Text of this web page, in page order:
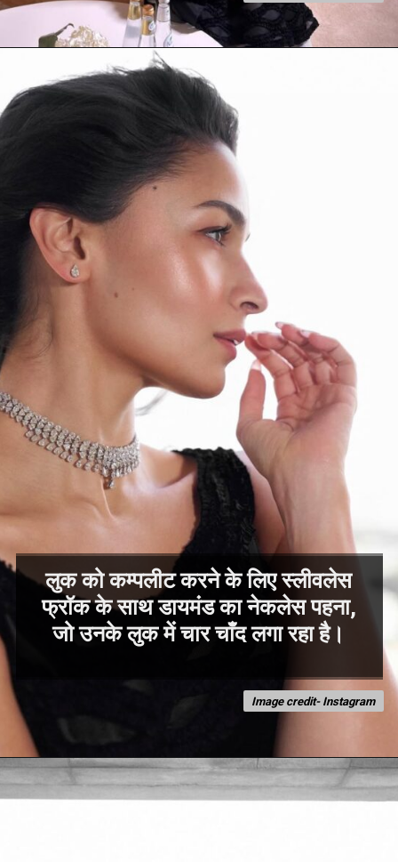
लुक को कम्पलीट करने के लिए स्लीवलेस
फ्रॉक के साथ डायमंड का नेकलेस पहना,
Image credit- Instagram